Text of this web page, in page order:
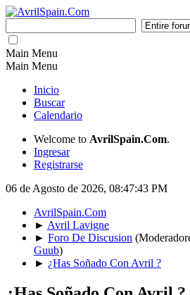
Main Menu
Main Menu
Inicio
Buscar
Calendario
Welcome to AvrilSpain.Com.
Ingresar
Registrarse
06 de Agosto de 2026, 08:47:43 PM
AvrilSpain.Com
► Avril Lavigne
► Foro De Discusion
Guub)
► ¿Has Soñado Con Avril ?